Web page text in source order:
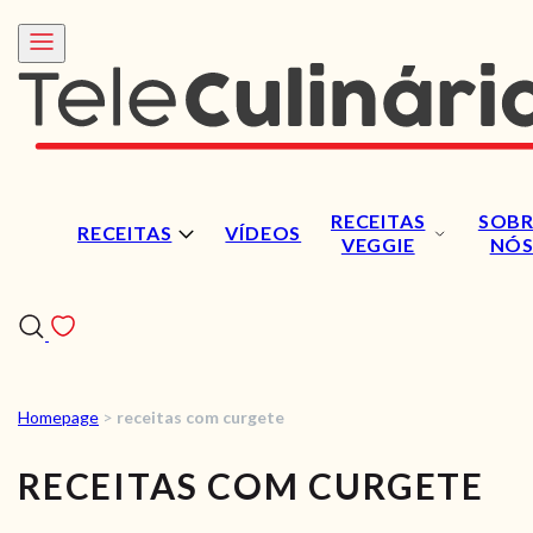
RECEITAS VÍDEOS
RECEITAS
VEGGIE
NÓS
RECEITAS
VÍDEOS
Homepage > receitas com curgete
RECEITAS COM CURGETE